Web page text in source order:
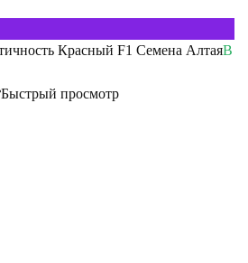
В
Быстрый просмотр